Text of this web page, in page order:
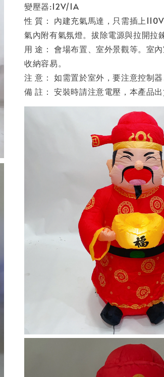
變壓器:12V/1A
性 質： 內建充氣馬達，只需插上
氣內附有氣氛燈。拔除電源與拉開拉
用 途： 會場布置、室外景觀等。室
收納容易。
注 意： 如需置於室外，要注意控制
備 註： 安裝時請注意電壓，本產品出